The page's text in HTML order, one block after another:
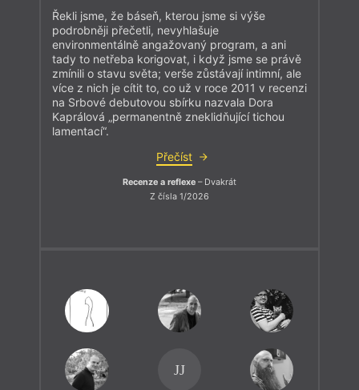
Řekli jsme, že báseň, kterou jsme si výše
podrobněji přečetli, nevyhlašuje
environmentálně angažovaný program, a ani
tady to netřeba korigovat, i když jsme se právě
zmínili o stavu světa; verše zůstávají intimní, ale
více z nich je cítit to, co už v roce 2011 v recenzi
na Srbové debutovou sbírku nazvala Dora
Kaprálová „permanentně zneklidňující tichou
lamentací“.
Přečíst
Recenze a reflexe – Dvakrát
Z čísla 1/2026
JJ